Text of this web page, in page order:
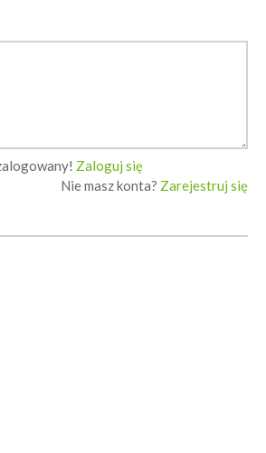
Zaloguj się
Nie masz konta? Zarejestruj się